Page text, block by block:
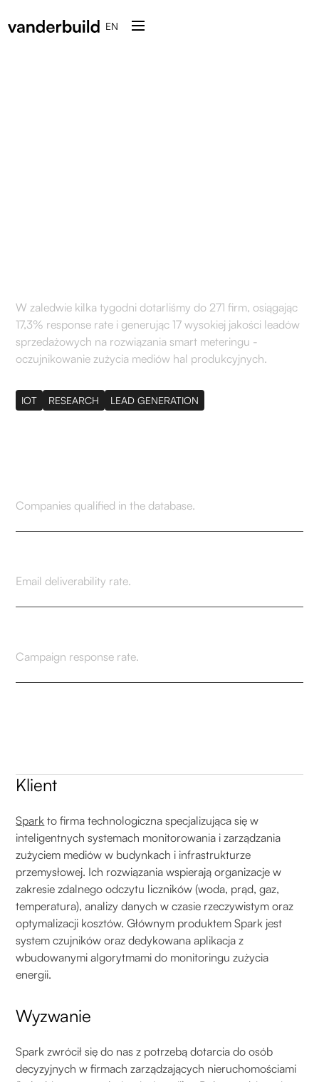
EN
W zaledwie kilka tygodni dotarliśmy do 271 firm, osiągając
17,3% response rate i generując 17 wysokiej jakości leadów
sprzedażowych na rozwiązania smart meteringu -
oczujnikowanie zużycia mediów hal produkcyjnych.
IOT RESEARCH LEAD GENERATION
Companies qualified in the database.
Email deliverability rate.
Campaign response rate.
Klient
Spark to firma technologiczna specjalizująca się w
inteligentnych systemach monitorowania i zarządzania
zużyciem mediów w budynkach i infrastrukturze
przemysłowej. Ich rozwiązania wspierają organizacje w
zakresie zdalnego odczytu liczników (woda, prąd, gaz,
temperatura), analizy danych w czasie rzeczywistym oraz
optymalizacji kosztów. Głównym produktem Spark jest
system czujników oraz dedykowana aplikacja z
wbudowanymi algorytmami do monitoringu zużycia
energii.
Wyzwanie
Spark zwrócił się do nas z potrzebą dotarcia do osób
decyzyjnych w firmach zarządzających nieruchomościami